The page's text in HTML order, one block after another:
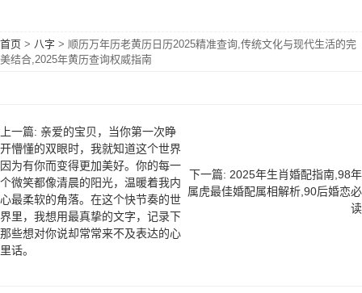
首页 > 八字 > 顺历万年历老黄历日历2025精准查询,传统文化与现代生活的完
美结合,2025年黄历查询权威指南
上一篇: 亲爱的宝贝，当你第一次睁
开懵懂的双眼时，我就知道这个世界
因为有你而变得更加美好。你的每一
个微笑都像清晨的阳光，温暖着我内
心最柔软的角落。在这个快节奏的世
界里，我想用最真挚的文字，记录下
那些想对你说却常常来不及表达的心
里话。
下一篇: 2025年生肖婚配指南,98年
属虎最佳婚配属相解析,90后婚恋必
读